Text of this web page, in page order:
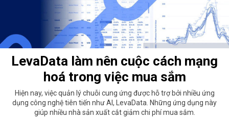
LevaData làm nên cuộc cách mạng
hoá trong việc mua sắm
Hiện nay, việc quản lý chuỗi cung ứng được hỗ trợ bởi nhiều ứng
dụng công nghệ tiên tiến như AI, LevaData. Những ứng dụng này
giúp nhiều nhà sản xuất cắt giảm chi phí mua sắm.